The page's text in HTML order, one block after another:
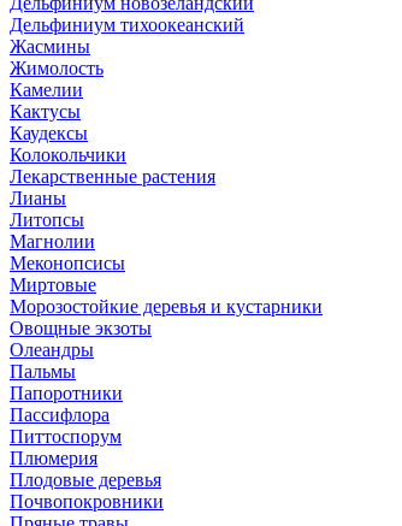
Дельфиниум тихоокеанский
Жасмины
Жимолость
Камелии
Кактусы
Каудексы
Колокольчики
Лекарственные растения
Лианы
Литопсы
Магнолии
Меконопсисы
Миртовые
Морозостойкие деревья и кустарники
Овощные экзоты
Олеандры
Пальмы
Папоротники
Пассифлора
Питтоспорум
Плюмерия
Плодовые деревья
Почвопокровники